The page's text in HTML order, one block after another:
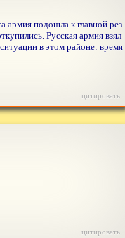
армия подошла к главной рез
Русская армия взял
в этом районе: время
цитировать
цитировать